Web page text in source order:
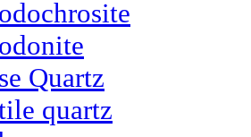
Quartz
quartz